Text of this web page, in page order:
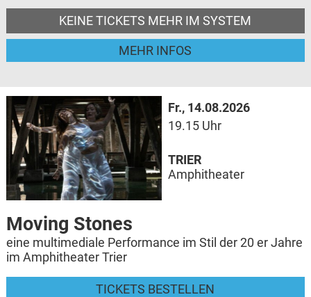
KEINE TICKETS MEHR IM SYSTEM
MEHR INFOS
Fr., 14.08.2026
19.15 Uhr
Moving Stones
eine multimediale Performance im Stil der 20 er Jahre
im Amphitheater Trier
TICKETS BESTELLEN
TRIER
Amphitheater